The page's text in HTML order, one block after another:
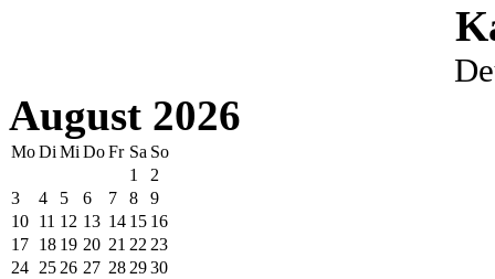
August 2026
MoDi Mi DoFr Sa So
1
2
3
4 5 6 7 8
9
10 11 12 13 14 15 16
17 18 19 20 21 22 23
24 25 26 27 28 2930